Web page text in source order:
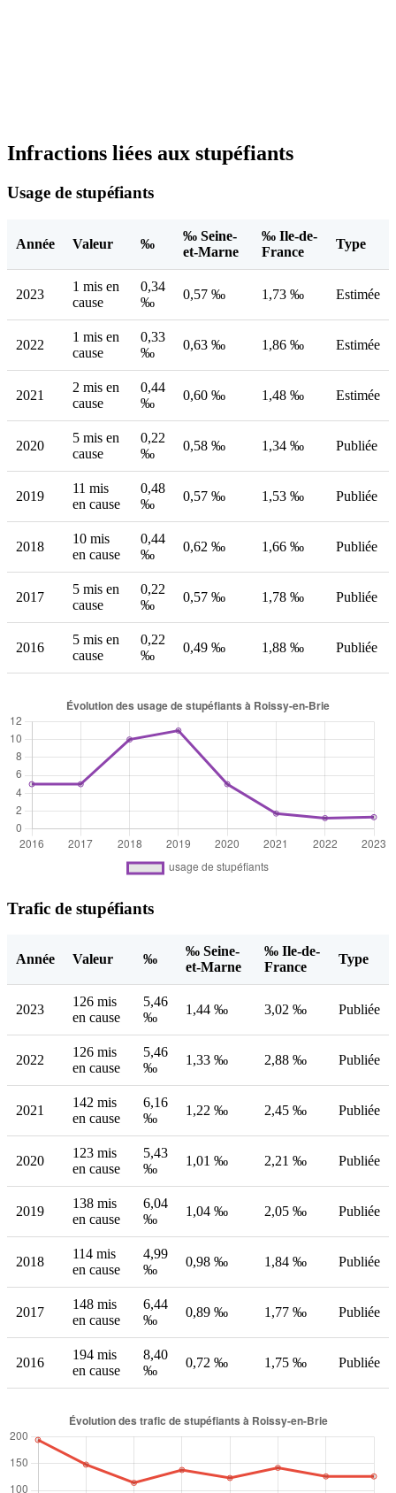
Infractions liées aux stupéfiants
Usage de stupéfiants
Année Valeur ‰
‰ Seine-
et-Marne
‰ Ile-de-
France
Type
2023
1 mis en
cause
0,34
‰
0,57 ‰ 1,73 ‰ Estimée
2022
1 mis en
cause
0,33
‰
0,63 ‰ 1,86 ‰ Estimée
2021
2 mis en
cause
0,44
‰
0,60 ‰ 1,48 ‰ Estimée
2020
5 mis en
cause
0,22
‰
0,58 ‰ 1,34 ‰ Publiée
2019
11 mis
en cause
0,48
‰
0,57 ‰ 1,53 ‰ Publiée
2018
10 mis
en cause
0,44
‰
0,62 ‰ 1,66 ‰ Publiée
2017
5 mis en
cause
0,22
‰
0,57 ‰ 1,78 ‰ Publiée
2016
5 mis en
cause
0,22
‰
0,49 ‰ 1,88 ‰ Publiée
Trafic de stupéfiants
Année Valeur ‰
‰ Seine-
et-Marne
‰ Ile-de-
France
Type
2023
126 mis
en cause
5,46
‰
1,44 ‰ 3,02 ‰ Publiée
2022
126 mis
en cause
5,46
‰
1,33 ‰ 2,88 ‰ Publiée
2021
142 mis
en cause
6,16
‰
1,22 ‰ 2,45 ‰ Publiée
2020
123 mis
en cause
5,43
‰
1,01 ‰ 2,21 ‰ Publiée
2019
138 mis
en cause
6,04
‰
1,04 ‰ 2,05 ‰ Publiée
2018
114 mis
en cause
4,99
‰
0,98 ‰ 1,84 ‰ Publiée
2017
148 mis
en cause
6,44
‰
0,89 ‰ 1,77 ‰ Publiée
2016
194 mis
en cause
8,40
‰
0,72 ‰ 1,75 ‰ Publiée